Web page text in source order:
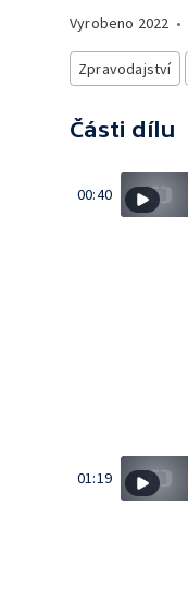
Vyrobeno 2022 •
Zpravodajství
Části dílu
00:40
01:19